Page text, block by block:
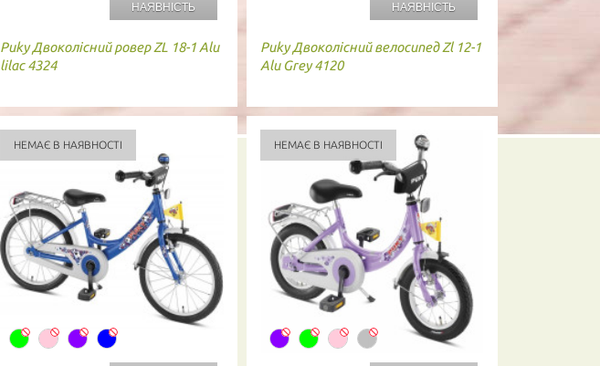
НАЯВНІСТЬ
Puky Двоколісний ровер ZL 18-1 Alu
lilac 4324
НАЯВНІСТЬ
Puky Двоколісний велосипед Zl 12-1
Alu Grey 4120
НЕМАЄ В НАЯВНОСТІ НЕМАЄ В НАЯВНОСТІ